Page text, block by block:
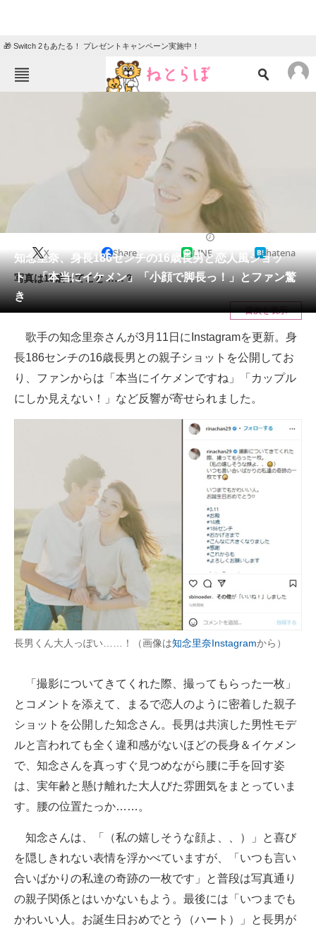
🎁 Switch 2もあたる！ プレゼントキャンペーン実施中！
ねとらぼメニュー
ニュース
クイズ
地域
住まい 教育・育児
会員記事
メディア
注目記事を集めた総合ページ
ITの今と未来を見通す
スマホと通信の最新トレンド
進化するPCとデバイスの未来
ビジネスと働き方のヒント
AI活用のいまが分かる
企業ITのトレンドを詳説
経営リーダーのコミュニティ
マーケ×ITの今がよく分かる
ITエンジニア向け専門サイト
企業向けIT製品の総合サイト
IT製品の技術・比較・事例
製造業のIT導入・活用を支援
モノづくり技術者専門サイト
エレクトロニクス専門サイト
電子設計の基本と応用
エネルギーの専門メディア
建設×テクノロジーの最前線
ちょっと気になるネットの話題
知念里奈、身長186センチの16歳長男と恋人風ショッ
ト 「本当にイケメン」「小顔で脚長っ！」とファン驚
き
X Share LINE hatena
写真は15歳ってこと……？
目次を表示
歌手の知念里奈さんが3月11日にInstagramを更新。身
長186センチの16歳長男との親子ショットを公開してお
り、ファンからは「本当にイケメンですね」「カップル
にしか見えない！」など反響が寄せられました。
長男くん大人っぽい……！（画像は知念里奈Instagramから）
「撮影についてきてくれた際、撮ってもらった一枚」
とコメントを添えて、まるで恋人のように密着した親子
ショットを公開した知念さん。長男は共演した男性モデ
ルと言われても全く違和感がないほどの長身＆イケメン
で、知念さんを真っすぐ見つめながら腰に手を回す姿
は、実年齢と懸け離れた大人びた雰囲気をまとっていま
す。腰の位置たっか……。
知念さんは、「（私の嬉しそうな顔よ、、）」と喜び
を隠しきれない表情を浮かべていますが、「いつも言い
合いばかりの私達の奇跡の一枚です」と普段は写真通り
の親子関係とはいかないもよう。最後には「いつまでも
かわいい人。お誕生日おめでとう（ハート）」と長男が